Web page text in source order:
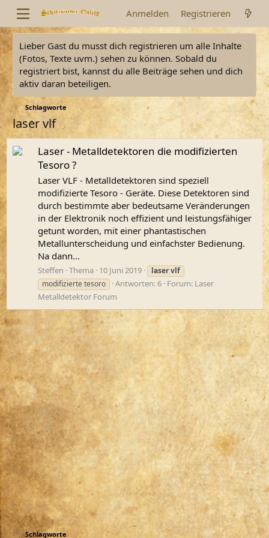
Anmelden Registrieren
Lieber Gast du musst dich registrieren um alle Inhalte
(Fotos, Texte uvm.) sehen zu können. Sobald du
registriert bist, kannst du alle Beiträge sehen und dich
aktiv daran beteiligen.
Schlagworte
laser vlf
Laser - Metalldetektoren die modifizierten
Tesoro ?
Laser VLF - Metalldetektoren sind speziell
modifizierte Tesoro - Geräte. Diese Detektoren sind
durch bestimmte aber bedeutsame Veränderungen
in der Elektronik noch effizient und leistungsfähiger
getunt worden, mit einer phantastischen
Metallunterscheidung und einfachster Bedienung.
Na dann...
Steffen Thema 10 Juni 2019 laservlf
modifizierte tesoro
Antworten: 6 Forum: Laser
Metalldetektor Forum
Schlagworte